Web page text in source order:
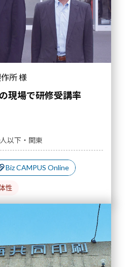
所 様
現場で研修受講率
以下・関東
Biz CAMPUS Online
性